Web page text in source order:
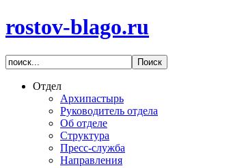
rostov-blago.ru
Отдел
Архипастырь
Руководитель отдела
Об отделе
Структура
Пресс-служба
Направления